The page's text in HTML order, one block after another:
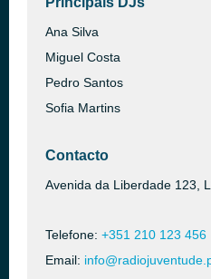
Ana Silva
Miguel Costa
Pedro Santos
Sofia Martins
Contacto
Avenida da Liberdade 123,
Telefone: +351 210 123 456
Email: